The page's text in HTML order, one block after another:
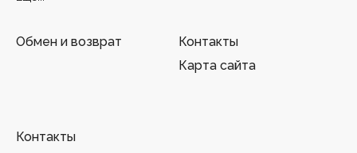
Обмен и возврат
Контакты
Карта сайта
Контакты